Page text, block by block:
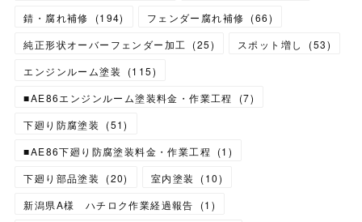
錆・腐れ補修
(194) フェンダー腐れ補修 (66)
純正形状オーバーフェンダー加工
(25) スポット増し (53)
エンジンルーム塗装
(115)
■AE86エンジンルーム塗装料金・作業工程
(7)
下廻り防腐塗装
(51)
■AE86下廻り防腐塗装料金・作業工程
(1 )
下廻り部品塗装
(20) 室内塗装 (10)
新潟県A様 ハチロク作業経過報告
(1 )